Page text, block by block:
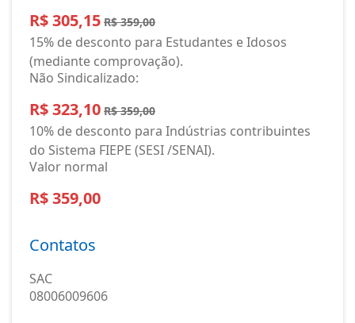
R$ 305,15 R$ 359,00
15% de desconto para Estudantes e Idosos
(mediante comprovação).
Não Sindicalizado:
R$ 323,10 R$ 359,00
10% de desconto para Indústrias contribuintes
do Sistema FIEPE (SESI /SENAI).
Valor normal
R$ 359,00
Contatos
SAC
08006009606